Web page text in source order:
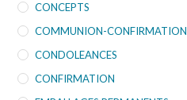
CONCEPTS
COMMUNION-CONFIRMATION
CONDOLEANCES
CONFIRMATION